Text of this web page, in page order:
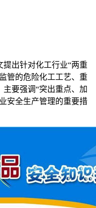
提出针对化工行业“两重
管的危险化工工艺、重
要强调“突出重点、加
安全生产管理的重要措